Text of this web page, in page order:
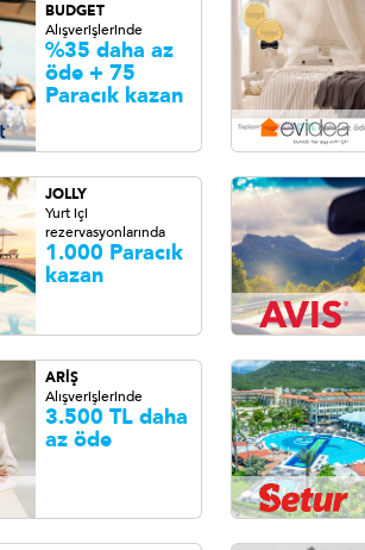
BUDGET
Alışverişlerinde
%35 daha az
öde + 75
Paracık kazan
JOLLY
Yurt içi
rezervasyonlarında
1.000 Paracık
kazan
ARİŞ
Alışverişlerinde
3.500 TL daha
az öde